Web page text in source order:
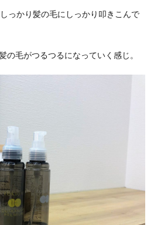
っかり髪の毛にしっかり叩きこんで
の毛がつるつるになっていく感じ。